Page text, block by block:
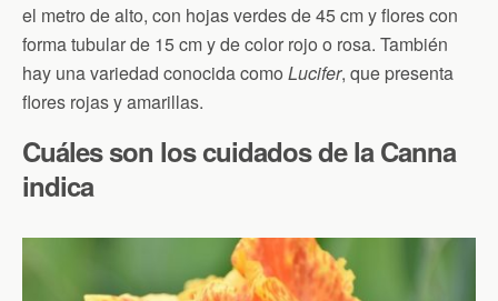
el metro de alto, con hojas verdes de 45 cm y flores con
forma tubular de 15 cm y de color rojo o rosa. También
hay una variedad conocida como Lucifer, que presenta
flores rojas y amarillas.
Cuáles son los cuidados de la Canna
indica